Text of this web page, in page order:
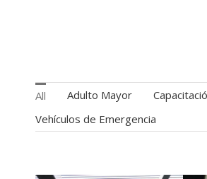
All Adulto Mayor
Vehículos de Emergencia